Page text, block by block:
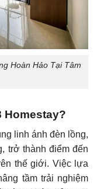
Hoàn Hảo Tại Tâm
Homestay?
linh ánh đèn lồng,
trở thành điểm đến
thế giới. Việc lựa
tầm trải nghiệm